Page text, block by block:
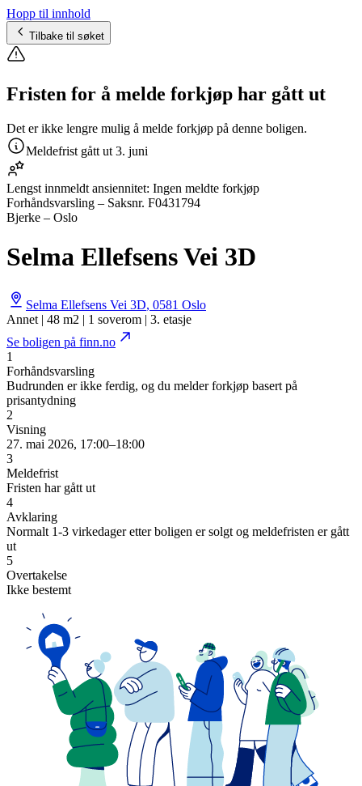
Hopp til innhold
Tilbake til søket
Fristen for å melde forkjøp har gått ut
Det er ikke lengre mulig å melde forkjøp på denne boligen.
Meldefrist gått ut 3. juni
Lengst innmeldt ansiennitet: Ingen meldte forkjøp
Forhåndsvarsling – Saksnr. F0431794
Bjerke – Oslo
Selma Ellefsens Vei 3D
Selma Ellefsens Vei 3D, 0581 Oslo
Annet | 48 m2 | 1 soverom | 3. etasje
Se boligen på finn.no
1
Forhåndsvarsling
Budrunden er ikke ferdig, og du melder forkjøp basert på
prisantydning
2
Visning
27. mai 2026, 17:00–18:00
3
Meldefrist
Fristen har gått ut
4
Avklaring
Normalt 1-3 virkedager etter boligen er solgt og meldefristen er gått
ut
5
Overtakelse
Ikke bestemt